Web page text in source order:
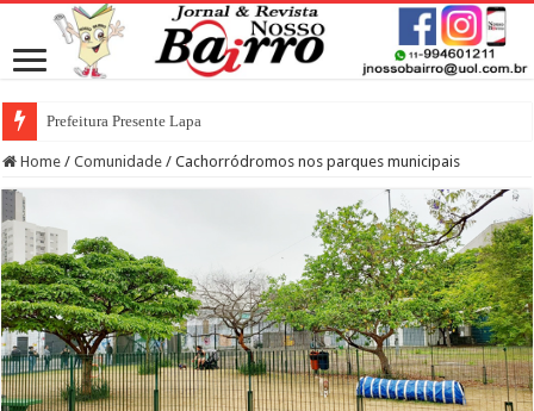
Prefeitura Presente Lapa
Home / Comunidade / Cachorródromos nos parques municipais